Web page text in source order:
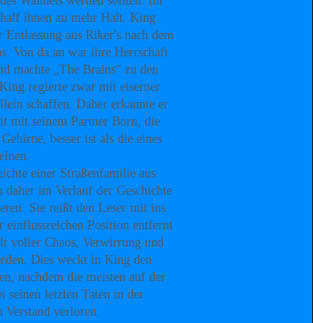
ihnen zu mehr Halt. King
aus Riker's nach dem
Von da an war ihre Herrschaft
machte „The Brains“ zu den
regierte zwar mit eiserner
schaffen. Daher erkannte er
mit seinem Partner Born, die
besser ist als die eines
einer Straßenfamilie aus
im Verlauf der Geschichte
Sie reißt den Leser mit ins
einflussreichen Position entfernt
voller Chaos, Verwirrung und
Dies weckt in King den
nachdem die meisten auf der
seinen letzten Taten in der
Verstand verloren.